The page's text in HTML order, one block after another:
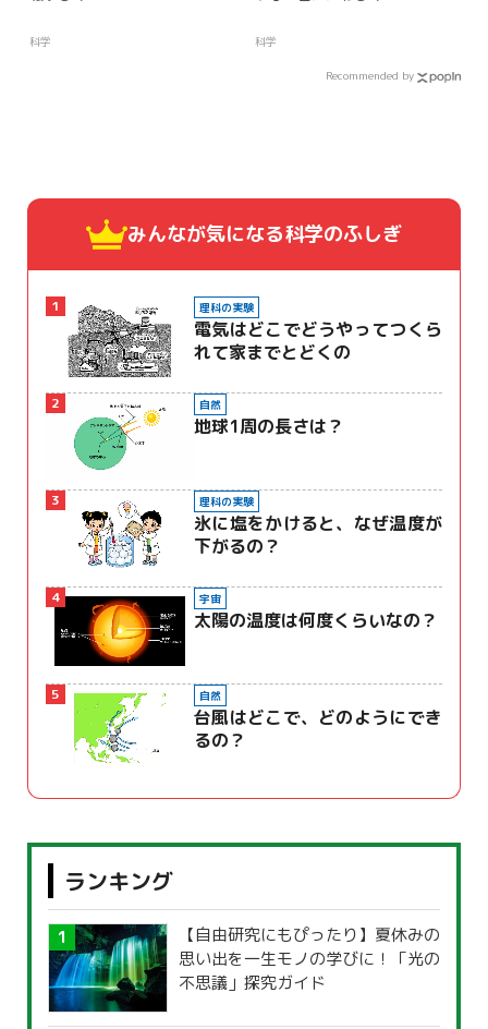
科学 科学
Recommended by
みんなが気になる科学のふしぎ
1 理科の実験
電気はどこでどうやってつくら
れて家までとどくの
2 自然
地球1周の長さは？
3 理科の実験
氷に塩をかけると、なぜ温度が
下がるの？
4 宇宙
太陽の温度は何度くらいなの？
5 自然
台風はどこで、どのようにでき
るの？
ランキング
【自由研究にもぴったり】夏休みの
思い出を一生モノの学びに！「光の
不思議」探究ガイド